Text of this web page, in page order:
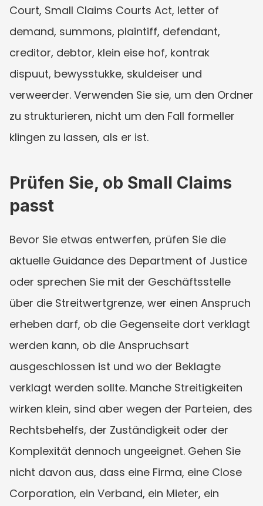
Court, Small Claims Courts Act, letter of
demand, summons, plaintiff, defendant,
creditor, debtor, klein eise hof, kontrak
dispuut, bewysstukke, skuldeiser und
verweerder. Verwenden Sie sie, um den Ordner
zu strukturieren, nicht um den Fall formeller
klingen zu lassen, als er ist.
Prüfen Sie, ob Small Claims
passt
Bevor Sie etwas entwerfen, prüfen Sie die
aktuelle Guidance des Department of Justice
oder sprechen Sie mit der Geschäftsstelle
über die Streitwertgrenze, wer einen Anspruch
erheben darf, ob die Gegenseite dort verklagt
werden kann, ob die Anspruchsart
ausgeschlossen ist und wo der Beklagte
verklagt werden sollte. Manche Streitigkeiten
wirken klein, sind aber wegen der Parteien, des
Rechtsbehelfs, der Zuständigkeit oder der
Komplexität dennoch ungeeignet. Gehen Sie
nicht davon aus, dass eine Firma, eine Close
Corporation, ein Verband, ein Mieter, ein